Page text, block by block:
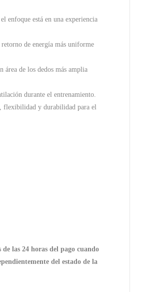
enfoque está en una experiencia
de energía más uniforme
área de los dedos más amplia
durante el entrenamiento.
flexibilidad y durabilidad para el
las 24 horas del pago cuando
del estado de la